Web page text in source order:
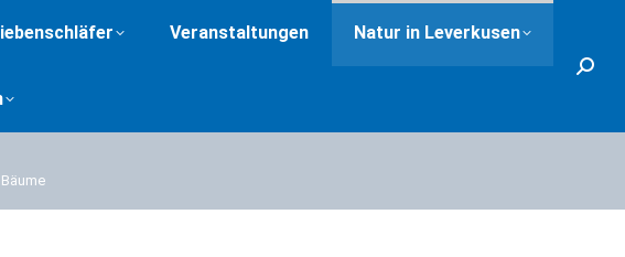
Veranstaltungen Natur in Leverkusen
Bäume